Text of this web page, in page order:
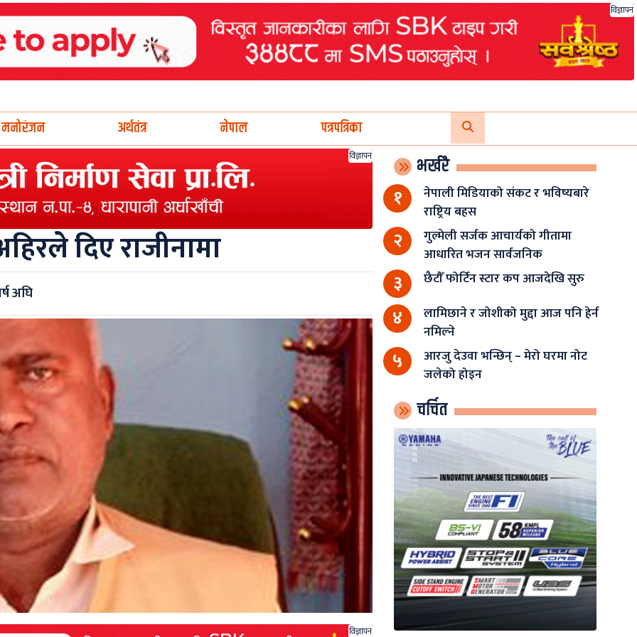
विज्ञापन
मनोरंजन अर्थतंत्र नेपाल पत्रपत्रिका
विज्ञापन
दिए राजीनामा
अघि
विज्ञापन
भर्खरै
१
नेपाली मिडियाको संकट र भविष्यबारे
राष्ट्रिय बहस
२
गुल्मेली सर्जक आचार्यको गीतामा
आधारित भजन सार्वजनिक
३ छैटौँ फोर्टिन स्टार कप आजदेखि सुरु
४
लामिछाने र जोशीको मुद्दा आज पनि हेर्न
नमिल्ने
५
आरजु देउवा भन्छिन् – मेरो घरमा नोट
जलेको होइन
चर्चित